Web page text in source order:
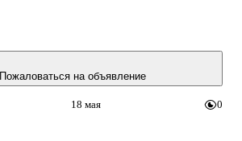
Пожаловаться на объявление
18 мая 0